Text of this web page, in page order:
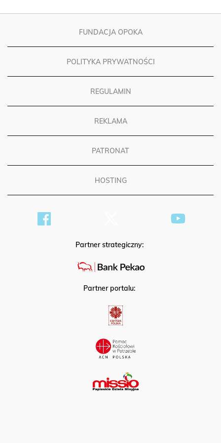
FUNDACJA OPOKA
POLITYKA PRYWATNOŚCI
REGULAMIN
REKLAMA
PATRONAT
HOSTING
Partner strategiczny:
Partner portalu: